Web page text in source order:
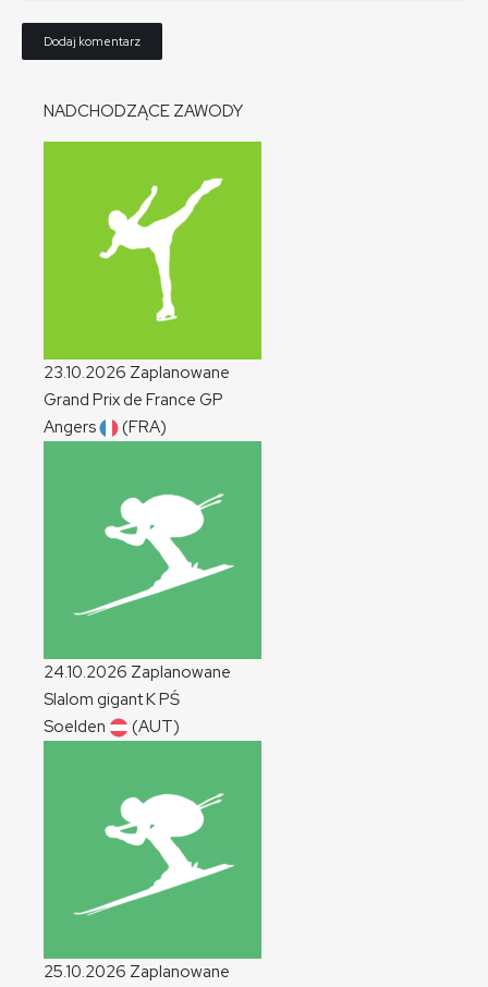
NADCHODZĄCE ZAWODY
23.10.2026 Zaplanowane
Grand Prix de France GP
Angers
(FRA)
24.10.2026 Zaplanowane
Slalom gigantKPŚ
Soelden
(AUT)
25.10.2026 Zaplanowane